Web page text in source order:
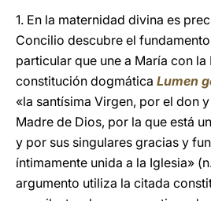
1. En la maternidad divina es
Concilio descubre el
particular que une a María con la
constitución dogmática Lumen
«la santísima Virgen, por el don
Madre de Dios, por la que está
y por sus singulares gracias y
íntimamente unida a la Iglesia»
argumento utiliza la citada